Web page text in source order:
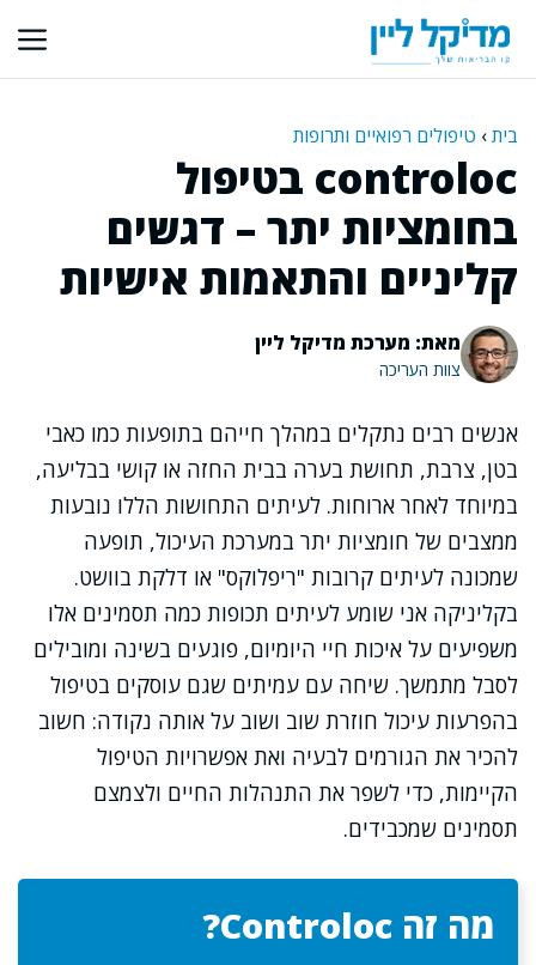
לתוכן
בית› טיפולים רפואיים ותרופות
controloc בטיפול
בחומציות יתר – דגשים
קליניים והתאמות אישיות
מאת: מערכת מדיקל ליין
צוות העריכה
אנשים רבים נתקלים במהלך חייהם בתופעות כמו כאבי
בטן, צרבת, תחושת בערה בבית החזה או קושי בבליעה,
במיוחד לאחר ארוחות. לעיתים התחושות הללו נובעות
ממצבים של חומציות יתר במערכת העיכול, תופעה
שמכונה לעיתים קרובות "ריפלוקס" או דלקת בוושט.
בקליניקה אני שומע לעיתים תכופות כמה תסמינים אלו
משפיעים על איכות חיי היומיום, פוגעים בשינה ומובילים
לסבל מתמשך. שיחה עם עמיתים שגם עוסקים בטיפול
בהפרעות עיכול חוזרת שוב ושוב על אותה נקודה: חשוב
להכיר את הגורמים לבעיה ואת אפשרויות הטיפול
הקיימות, כדי לשפר את התנהלות החיים ולצמצם
תסמינים שמכבידים.
מה זה Controloc?